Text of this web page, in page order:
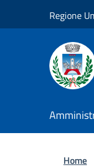
Regione
Home